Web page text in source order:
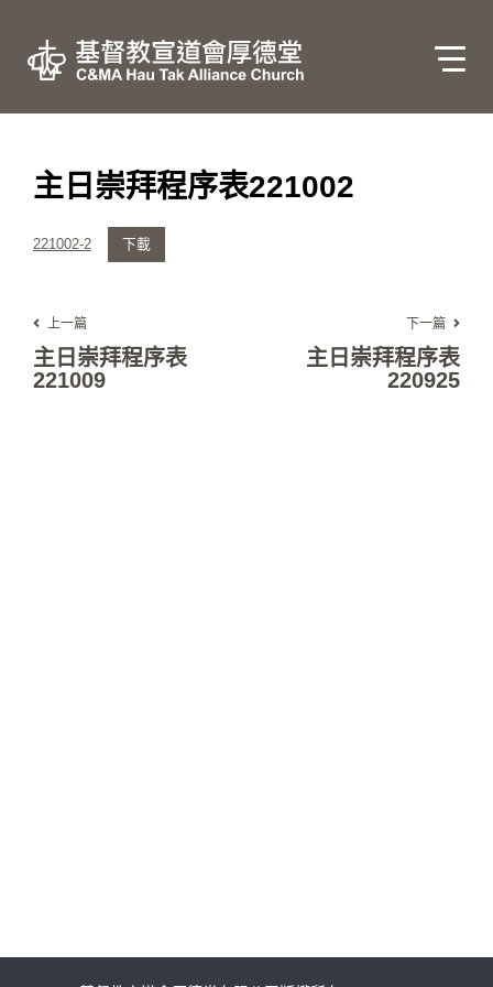
主日崇拜程序表221002
221002-2 下載
上一篇
主日崇拜程序表
221009
下一篇
主日崇拜程序表
220925